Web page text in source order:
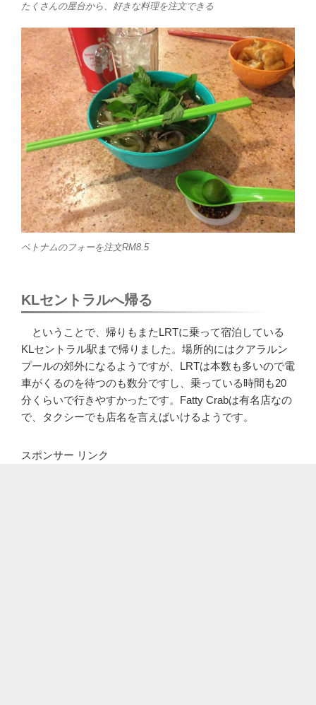
たくさんの屋台から、好きな料理を注文できる
ベトナムのフォーを注文RM8.5
KLセントラルへ帰る
ということで、帰りもまたLRTに乗って宿泊している
KLセントラル駅まで帰りました。場所的にはクアラルン
プールの郊外になるようですが、LRTは本数も多いので電
車がくるのを待つのも数分ですし、乗っている時間も20
分くらいで行きやすかったです。Fatty Crabは有名店なの
で、タクシーでも店名を言えばいけるようです。
スポンサー リンク